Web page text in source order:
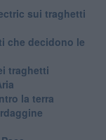
sui traghetti
che decidono le
traghetti​
la terra